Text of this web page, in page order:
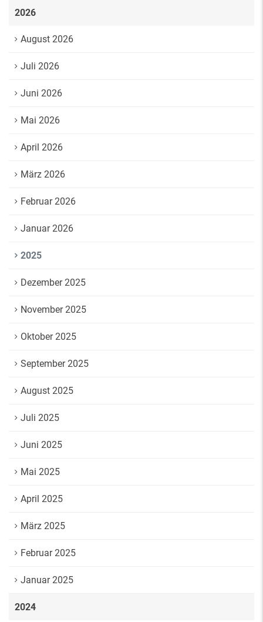
2026
August 2026
Juli 2026
Juni 2026
Mai 2026
April 2026
März 2026
Februar 2026
Januar 2026
2025
Dezember 2025
November 2025
Oktober 2025
September 2025
August 2025
Juli 2025
Juni 2025
Mai 2025
April 2025
März 2025
Februar 2025
Januar 2025
2024